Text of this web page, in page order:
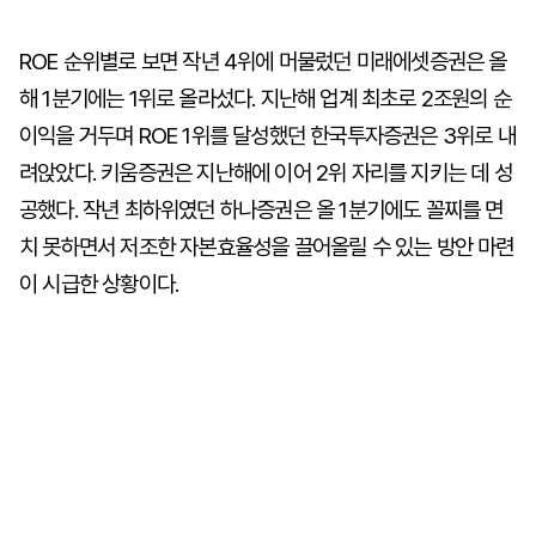
ROE 순위별로 보면 작년 4위에 머물렀던 미래에셋증권은 올
해 1분기에는 1위로 올라섰다. 지난해 업계 최초로 2조원의 순
이익을 거두며 ROE 1위를 달성했던 한국투자증권은 3위로 내
려앉았다. 키움증권은 지난해에 이어 2위 자리를 지키는 데 성
공했다. 작년 최하위였던 하나증권은 올 1분기에도 꼴찌를 면
치 못하면서 저조한 자본효율성을 끌어올릴 수 있는 방안 마련
이 시급한 상황이다.